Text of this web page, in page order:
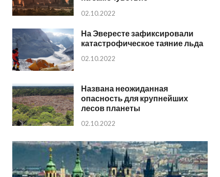
02.10.2022
На Эвересте зафиксировали
катастрофическое таяние льда
02.10.2022
Названа неожиданная
опасность для крупнейших
лесов планеты
02.10.2022